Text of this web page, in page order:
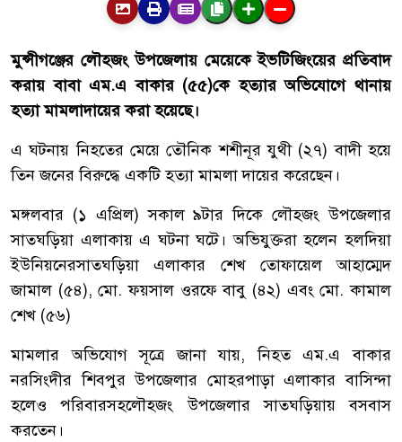
মুন্সীগঞ্জের লৌহজং উপজেলায় মেয়েকে ইভটিজিংয়ের প্রতিবাদ
করায় বাবা এম.এ বাকার(৫৫)কে হত্যার অভিযোগে থানায়
হত্যা মামলাদায়ের করা হয়েছে।
এ ঘটনায় নিহতের মেয়ে তৌনিক শশীনূর যুথী(২৭)বাদী হয়ে
তিন জনের বিরুদ্ধে একটি হত্যা মামলা দায়ের করেছেন।
মঙ্গলবার (১ এপ্রিল)সকাল ৯টার দিকে লৌহজং উপজেলার
সাতঘড়িয়া এলাকায় এ ঘটনা ঘটে। অভিযুক্তরা হলেন হলদিয়া
ইউনিয়নেরসাতঘড়িয়া এলাকার শেখ তোফায়েল
আহাম্মেদ
জামাল(৫৪),মো.ফয়সাল ওরফে বাবু (৪২) এবং মো.কামাল
শেখ (৫৬)
মামলার
অভিযোগ সূত্রে জানা যায়,নিহত এম.এ
বাকার
নরসিংদীর শিবপুর উপজেলার মোহরপাড়া এলাকার বাসিন্দা
হলেও
পরিবারসহলৌহজং উপজেলার সাতঘড়িয়ায়
বসবাস
করতেন।